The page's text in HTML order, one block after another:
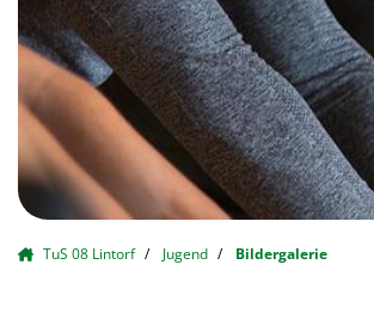
TuS 08 Lintorf Jugend Bildergalerie